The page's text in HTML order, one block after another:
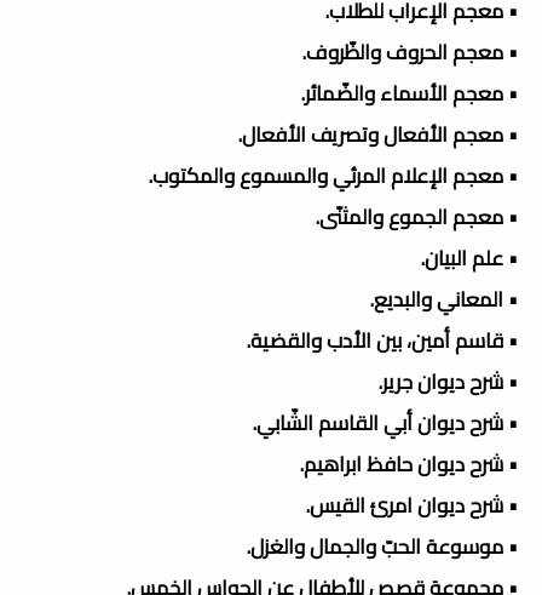
• معجم الإعراب للطلاب.
• معجم الحروف والظّروف.
• معجم الأسماء والضّمائر.
• معجم الأفعال وتصريف الأفعال.
• معجم الإعلام المرئي والمسموع والمكتوب.
• معجم الجموع والمثنّى.
• علم البيان.
• المعاني والبديع.
• قاسم أمين، بين الأدب والقضية.
• شرح ديوان جرير.
• شرح ديوان أبي القاسم الشّابي.
• شرح ديوان حافظ ابراهيم.
• شرح ديوان امرئ القيس.
• موسوعة الحبّ والجمال والغزل.